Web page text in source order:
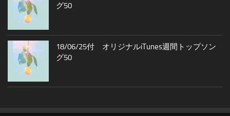
グ50
18/06/25付 オリジナルiTunes週間トップソン
グ50